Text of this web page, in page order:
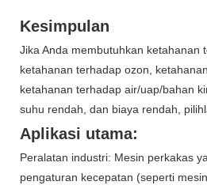
Kesimpulan
Jika Anda membutuhkan ketahanan
ketahanan terhadap ozon,
ketahanan terhadap air/uap/bahan
suhu rendah, dan biaya rendah,
Aplikasi utama:
Peralatan industri: Mesin perkakas
pengaturan kecepatan (seperti